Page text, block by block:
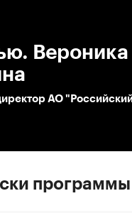
Вероника
АО
программы